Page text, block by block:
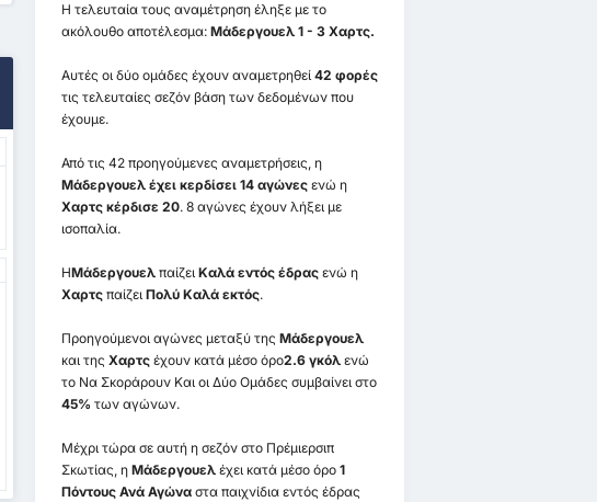
Η τελευταία τους αναμέτρηση έληξε με το
ακόλουθο αποτέλεσμα: Μάδεργουελ 1 - 3 Χαρτς.
Αυτές οι δύο ομάδες έχουν αναμετρηθεί 42 φορές
τις τελευταίες σεζόν βάση των δεδομένων που
έχουμε.
Από τις 42 προηγούμενες αναμετρήσεις, η
Μάδεργουελ έχει κερδίσει 14 αγώνεςενώ η
Χαρτς κέρδισε 20. 8 αγώνες έχουν λήξει με
ισοπαλία.
ΗΜάδεργουελπαίζει Καλά εντός έδραςενώ η
Χαρτςπαίζει Πολύ Καλά εκτός.
Προηγούμενοι αγώνες μεταξύ της Μάδεργουελ
και της Χαρτςέχουν κατά μέσο όρο2.6 γκόλενώ
το Να Σκοράρουν Και οι Δύο Ομάδες συμβαίνει στο
45% των αγώνων.
Μέχρι τώρα σε αυτή η σεζόν στο Πρέμιερσιπ
Σκωτίας, η Μάδεργουελέχει κατά μέσο όρο 1
Πόντους Ανά Αγώνα στα παιχνίδια εντός έδρας